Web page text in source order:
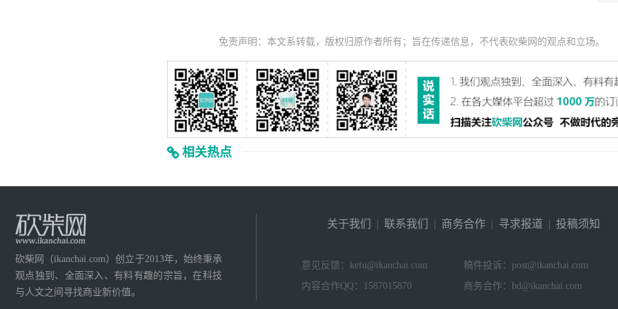
免责声明：本文系转载，版权归原作者所有；旨在传递信息，不代表砍柴网的观点和立场。
相关热点
砍柴网（ikanchai.com）创立于2013年，始终秉承
观点独到、全面深入、有料有趣的宗旨，在科技
与人文之间寻找商业新价值。
关于我们 | 联系我们 | 商务合作 | 寻求报道 | 投稿须知
意见反馈：kefu@ikanchai.com
稿件投诉：post@ikanchai.com
内容合作QQ：1587015870
商务合作：bd@ikanchai.com